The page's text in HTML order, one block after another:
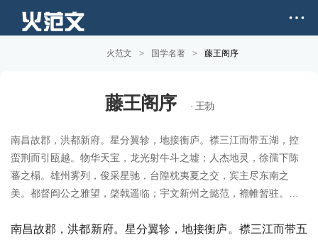
火范文 > 国学名著 > 藤王阁序
藤王阁序 · 王勃
南昌故郡，洪都新府。星分翼轸，地接衡庐。襟三江而带五湖，控
蛮荆而引瓯越。物华天宝，龙光射牛斗之墟；人杰地灵，徐孺下陈
蕃之榻。雄州雾列，俊采星驰，台隍枕夷夏之交，宾主尽东南之
美。都督阎公之雅望，棨戟遥临；宇文新州之懿范，襜帷暂驻。十
宗；紫电青霜，王将军之武库。家君作宰，路出名区；童子何知，
南昌故郡，洪都新府。星分翼轸，地接衡庐。襟三江而带五